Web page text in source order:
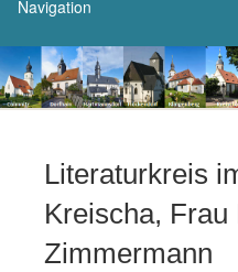
Literaturkreis
Kreischa, Frau
Zimmermann